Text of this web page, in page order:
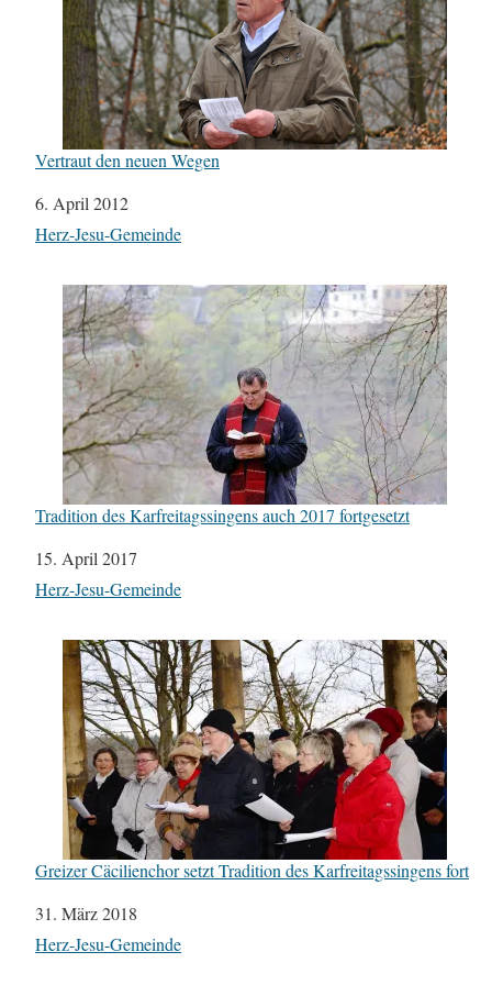
Vertraut den neuen Wegen
Datum
6. April 2012
In Bezug auf
Herz-Jesu-Gemeinde
Tradition des Karfreitagssingens auch 2017 fortgesetzt
Datum
15. April 2017
In Bezug auf
Herz-Jesu-Gemeinde
Greizer Cäcilienchor setzt Tradition des Karfreitagssingens fort
Datum
31. März 2018
In Bezug auf
Herz-Jesu-Gemeinde